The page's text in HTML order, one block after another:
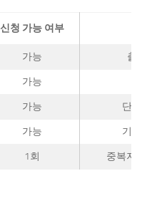
신청 가능 여부
가능 출
가능
가능 단
가능 기
1회 중복지